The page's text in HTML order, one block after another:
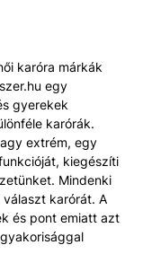
karóra márkák
egy
gyerekek
karórák.
extrém, egy
kiegészíti
Mindenki
választ karórát. A
és pont emiatt azt